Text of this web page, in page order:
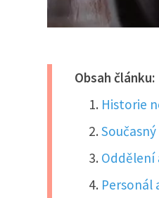
Obsah článku:
Historie
Oddělení
Personál